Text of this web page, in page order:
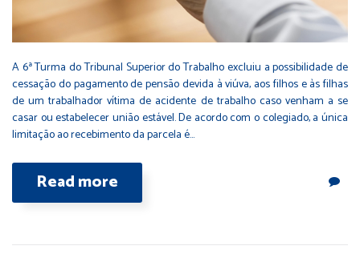
A 6ª Turma do Tribunal Superior do Trabalho excluiu a possibilidade de
cessação do pagamento de pensão devida à viúva, aos filhos e às filhas
de um trabalhador vítima de acidente de trabalho caso venham a se
casar ou estabelecer união estável. De acordo com o colegiado, a única
limitação ao recebimento da parcela é…
Read more